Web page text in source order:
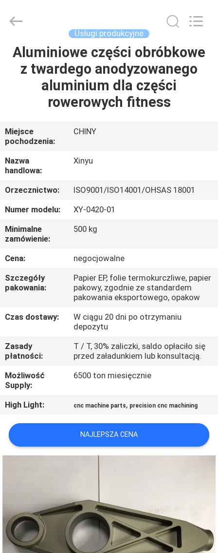
DOM
PRODUKTY
VR
O
NAS
WYCIECZKA
PO
FABRYCE
KONTROLA
JAKOŚCI
SKONTAKTUJ
Z
NAMI
AKTUALNOŚCI
POPROSIĆ
O
SITEMAP
PRIVACY
POLICY
Rights
Usługi produkcyjne
Aluminiowe części obróbkowe
z twardego anodyzowanego
aluminium dla części
rowerowych fitness
Miejsce
pochodzenia:
CHINY
Nazwa
handlowa:
Xinyu
Orzecznictwo:
ISO9001/ISO14001/OHSAS 18001
Numer modelu:
XY-0420-01
Minimalne
zamówienie:
500 kg
Cena:
negocjowalne
Szczegóły
pakowania:
Papier EP, folie termokurczliwe, papier
pakowy, zgodnie ze standardem
pakowania eksportowego, opakow
Czas dostawy:
W ciągu 20 dni po otrzymaniu
depozytu
Zasady
płatności:
T / T, 30% zaliczki, saldo opłaciło się
przed załadunkiem lub konsultacją.
Możliwość
Supply:
6500 ton miesięcznie
High Light: cnc machine parts, precision cnc machining
NAJLEPSZA CENA